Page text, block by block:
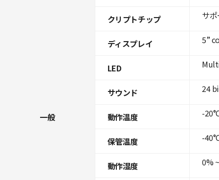
一般
クリプトチップ
ディスプレイ
LED
サウンド
動作温度
保管温度
動作湿度
サ
5”
24
-
-
0%